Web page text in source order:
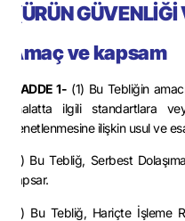
(ÜRÜN
Amaç ve kapsam
MADDE 1- (1) Bu Tebliğin
ithalatta ilgili standartlara
denetlenmesine ilişkin usul ve
(2) Bu Tebliğ, Serbest
kapsar.
(3) Bu Tebliğ, Hariçte İşleme